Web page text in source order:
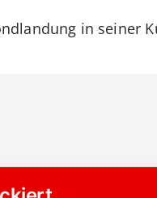
in seiner